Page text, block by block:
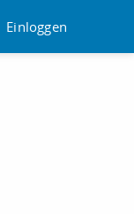
Einloggen